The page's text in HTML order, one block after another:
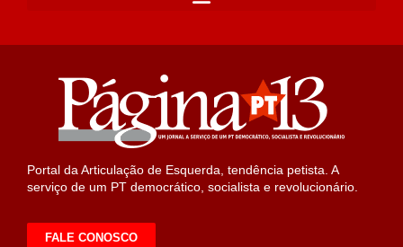
Portal da Articulação de Esquerda, tendência petista. A
serviço de um PT democrático, socialista e revolucionário.
FALE CONOSCO